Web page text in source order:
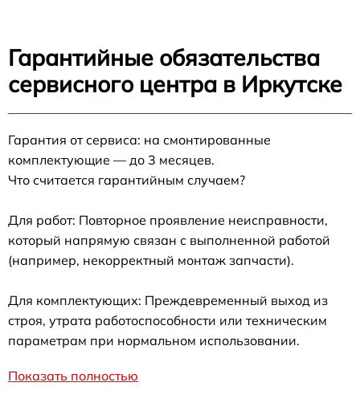
Гарантийные обязательства
сервисного центра в Иркутске
Гарантия от сервиса: на смонтированные
комплектующие — до 3 месяцев.
Что считается гарантийным случаем?
Для работ: Повторное проявление неисправности,
который напрямую связан с выполненной работой
(например, некорректный монтаж запчасти).
Для комплектующих: Преждевременный выход из
строя, утрата работоспособности или техническим
параметрам при нормальном использовании.
Показать полностью